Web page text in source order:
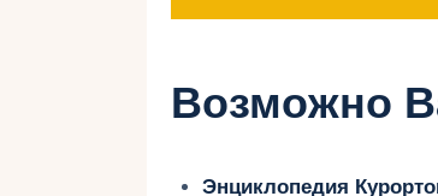
Aquaventure
Возможно
Энциклопедия